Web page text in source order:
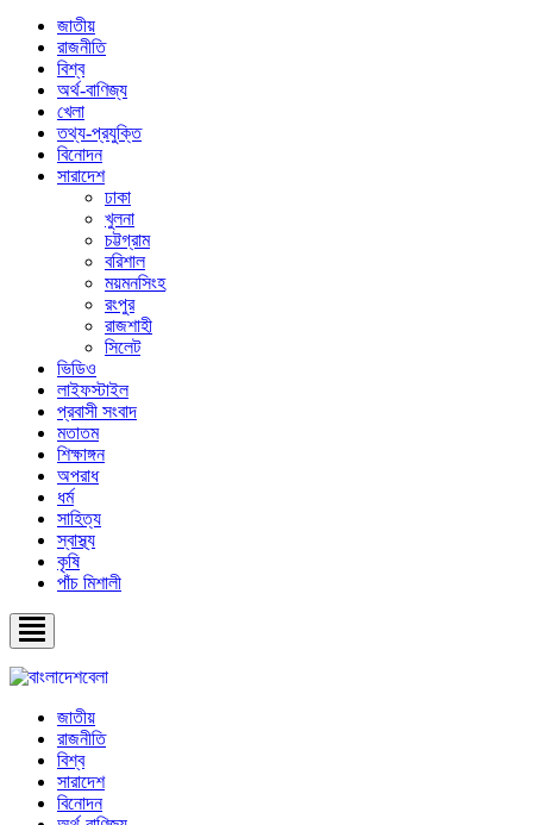
জাতীয়
রাজনীতি
বিশ্ব
অর্থ-বাণিজ্য
খেলা
তথ্য-প্রযুক্তি
বিনোদন
সারাদেশ
ঢাকা
খুলনা
চট্টগ্রাম
বরিশাল
ময়মনসিংহ
রংপুর
রাজশাহী
সিলেট
ভিডিও
লাইফস্টাইল
প্রবাসী সংবাদ
মতাতম
শিক্ষাঙ্গন
অপরাধ
ধর্ম
সাহিত্য
স্বাস্থ্য
কৃষি
পাঁচ মিশালী
জাতীয়
রাজনীতি
বিশ্ব
সারাদেশ
বিনোদন